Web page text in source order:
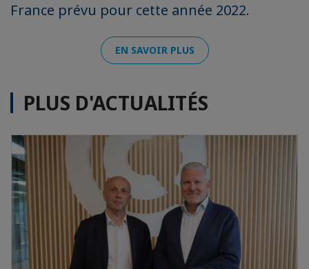
France prévu pour cette année 2022.
EN SAVOIR PLUS
PLUS D'ACTUALITÉS